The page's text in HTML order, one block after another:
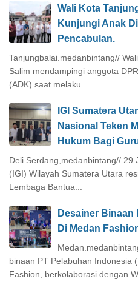
Wali Kota
Kunjungi Anak
Pencabulan.
Tanjungbalai.medanbintang//
Salim mendampingi anggota
(ADK) saat melaku...
IGI Sumatera
Nasional Teken
Hukum Bagi
Deli Serdang,medanbintang// 29
(IGI) Wilayah Sumatera Utara
Lembaga Bantua...
Desainer Binaan
Di Medan
binaan PT Pelabuhan Indonesia
Fashion, berkolaborasi dengan